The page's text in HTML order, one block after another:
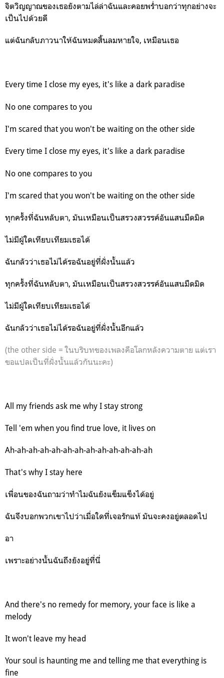
จิตวิญญาณของเธอยังตามไล่ล่าฉันและคอยพร่ำบอกว่าทุกอย่างจะ
เป็นไปด้วยดี
แต่ฉันกลับภาวนาให้ฉันหมดสิ้นลมหายใจ, เหมือนเธอ
Every time I close my eyes, it's like a dark paradise
No one compares to you
I'm scared that you won't be waiting on the other side
Every time I close my eyes, it's like a dark paradise
No one compares to you
I'm scared that you won't be waiting on the other side
ทุกครั้งที่ฉันหลับตา, มันเหมือนเป็นสรวงสวรรค์อันแสนมืดมิด
ไม่มีผู้ใดเทียบเทียมเธอได้
ฉันกลัวว่าเธอไม่ได้รอฉันอยู่ที่ฝั่งนั้นแล้ว
ทุกครั้งที่ฉันหลับตา, มันเหมือนเป็นสรวงสวรรค์อันแสนมืดมิด
ไม่มีผู้ใดเทียบเทียมเธอได้
ฉันกลัวว่าเธอไม่ได้รอฉันอยู่ที่ฝั่งนั้นอีกแล้ว
(the other side = ในบริบทของเพลงคือโลกหลังความตาย แต่เรา
ขอแปลเป็นที่ฝั่งนั้นแล้วกันนะคะ)
All my friends ask me why I stay strong
Tell 'em when you find true love, it lives on
Ah-ah-ah-ah-ah-ah-ah-ah-ah-ah-ah-ah-ah
That's why I stay here
เพื่อนของฉันถามว่าทำไมฉันยังแข็มแข็งได้อยู่
ฉันจึงบอกพวกเขาไปว่าเมื่อใดที่เจอรักแท้ มันจะคงอยู่ตลอดไป
อา
เพราะอย่างนั้นฉันถึงยังอยู่ที่นี่
And there's no remedy for memory, your face is like a
melody
It won't leave my head
Your soul is haunting me and telling me that everything is
fine